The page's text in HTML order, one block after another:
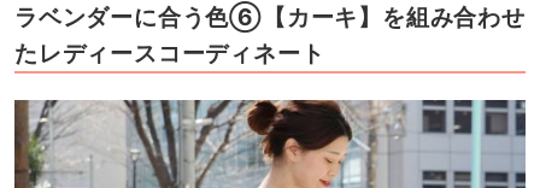
ラベンダーに合う色⑥【カーキ】を組み合わせ
たレディースコーディネート